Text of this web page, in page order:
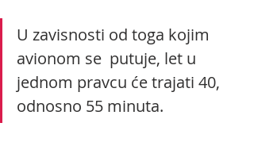
U zavisnosti od toga kojim
avionom se  putuje, let u
jednom pravcu će trajati 40,
odnosno 55 minuta.